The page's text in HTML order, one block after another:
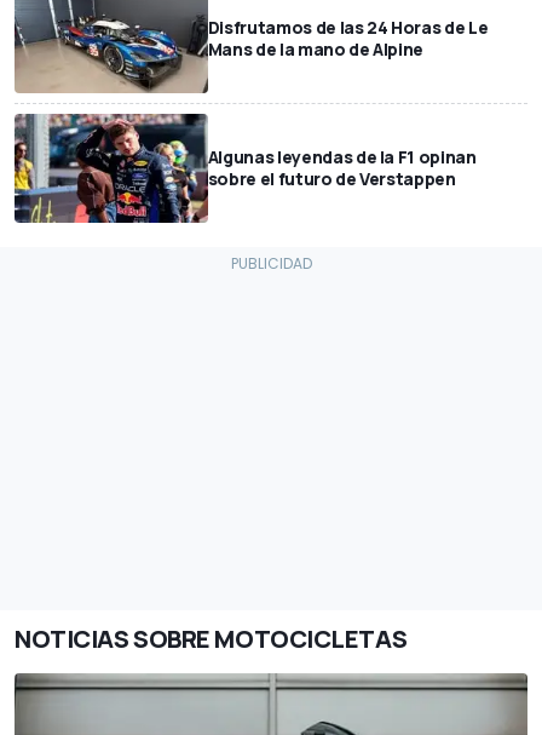
Disfrutamos de las 24 Horas de Le
Mans de la mano de Alpine
Algunas leyendas de la F1 opinan
sobre el futuro de Verstappen
NOTICIAS SOBRE MOTOCICLETAS